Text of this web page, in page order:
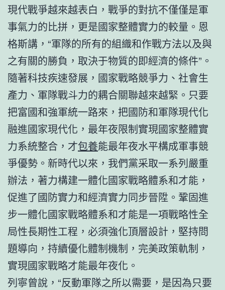
現代戰爭越來越表白，戰爭的對抗不僅僅是軍
事氣力的比拼，更是國家整體實力的較量。恩
格斯講，“軍隊的所有的組織和作戰方法以及與
之有關的勝負，取決于物質的即經濟的條件”。
隨著科技疾速發展，國家戰略競爭力、社會生
產力、軍隊戰斗力的耦合關聯越來越緊。只要
把富國和強軍統一路來，把國防和軍隊現代化
融進國家現代化，最年夜限制實現國家整體實
力系統整合，才包養能最年夜水平構成軍事競
爭優勢。新時代以來，我們黨采取一系列嚴重
辦法，著力構建一體化國家戰略體系和才能，
促進了國防實力和經濟實力同步晉陞。鞏固進
步一體化國家戰略體系和才能是一項戰略性全
局性長期性工程，必須強化頂層設計，堅持問
題導向，持續優化體制機制，完美政策軌制，
實現國家戰略才能最年夜化。
列寧曾說，“反動軍隊之所以需要，是因為只要